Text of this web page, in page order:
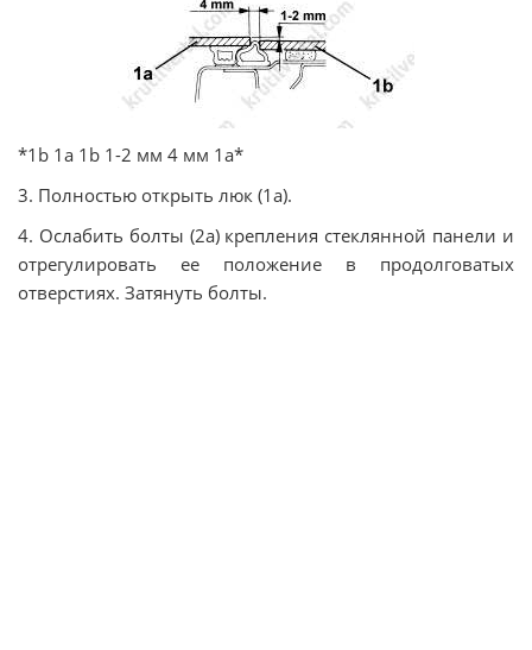
*1b 1a 1b 1-2 мм 4 мм 1а*
3. Полностью открыть люк (1а).
4. Ослабить болты (2а) крепления стеклянной панели и
отрегулировать ее положение в продолговатых
отверстиях. Затянуть болты.